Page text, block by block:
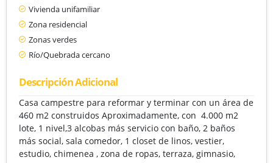
Vivienda unifamiliar
Zona residencial
Zonas verdes
Río/Quebrada cercano
Descripción Adicional
Casa campestre para reformar y terminar con un área de
460 m2 construidos Aproximadamente, con 4.000 m2
lote, 1 nivel,3 alcobas más servicio con baño, 2 baños
más social, sala comedor, 1 closet de linos, vestier,
estudio, chimenea , zona de ropas, terraza, gimnasio,